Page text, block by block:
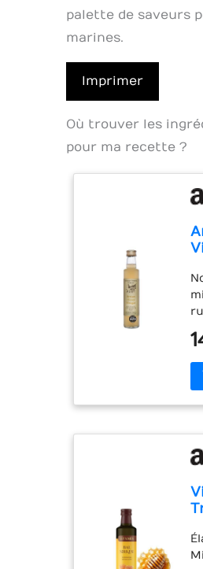
palette de saveurs
marines.
Imprimer
Où trouver les
pour ma recette ?